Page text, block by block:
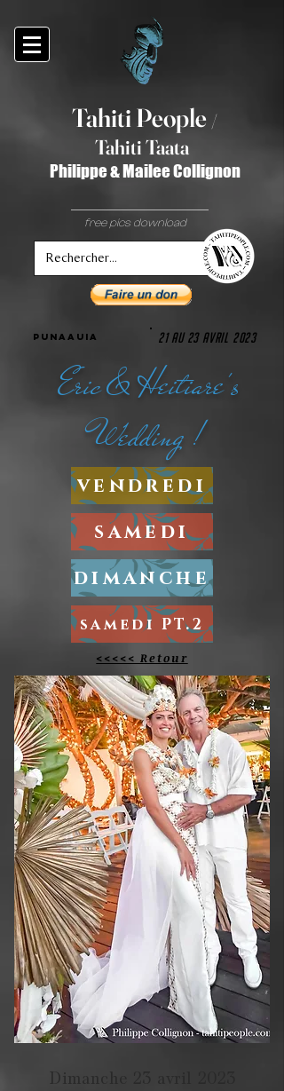
Tahiti People /
Tahiti Taata
Philippe & Mailee Collignon
free pics download
punaauia 21 au 23 avril 2023
Eric & Heitiare's
Wedding !
vendredi
samedi
dimanche
samedi PT.2
<<<<< Retour
Dimanche 23 avril 2023